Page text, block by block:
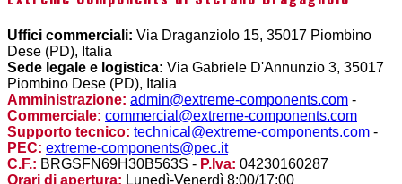
Uffici commerciali: Via Draganziolo 15, 35017 Piombino
Dese (PD), Italia
Sede legale e logistica: Via Gabriele D'Annunzio 3, 35017
Piombino Dese (PD), Italia
Amministrazione: admin@extreme-components.com -
Commerciale: commercial@extreme-components.com
Supporto tecnico: technical@extreme-components.com -
PEC: extreme-components@pec.it
C.F.: BRGSFN69H30B563S - P.Iva: 04230160287
Orari di apertura: Lunedì-Venerdì 8:00/17:00